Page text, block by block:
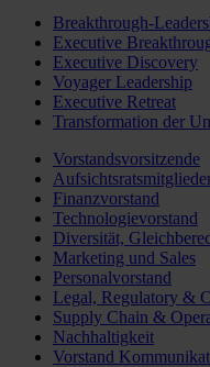
Breakthrough-
Executive
Executive Discovery
Voyager Leadership
Executive Retreat
Transformation der
Vorstandsvorsitzende
Finanzvorstand
Technologievorstand
Diversität,
Marketing und Sales
Personalvorstand
Legal, Regulatory &
Supply Chain &
Nachhaltigkeit
Vorstand